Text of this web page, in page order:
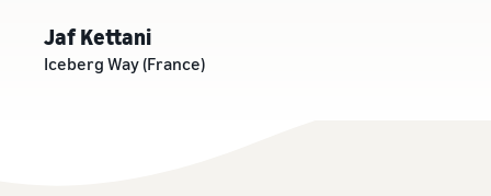
Jaf Kettani
Iceberg Way (France)